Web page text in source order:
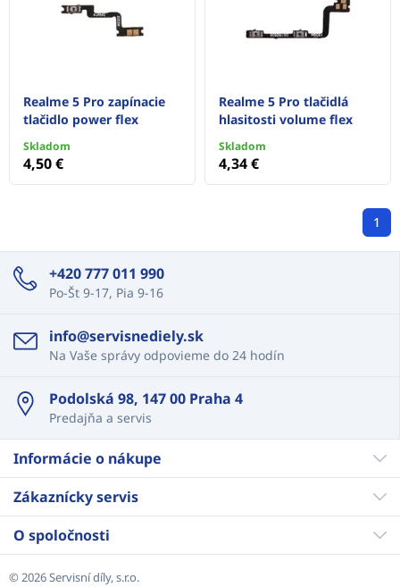
Realme 5 Pro zapínacie
tlačidlo power flex
Skladom
4,50 €
Realme 5 Pro tlačidlá
hlasitosti volume flex
Skladom
4,34 €
1
+420 777 011 990
Po-Št 9-17, Pia 9-16
info@servisnediely.sk
Na Vaše správy odpovieme do 24 hodín
Podolská 98, 147 00 Praha 4
Predajňa a servis
Informácie o nákupe
Zákaznícky servis
O spoločnosti
© 2026 Servisní díly, s.r.o.